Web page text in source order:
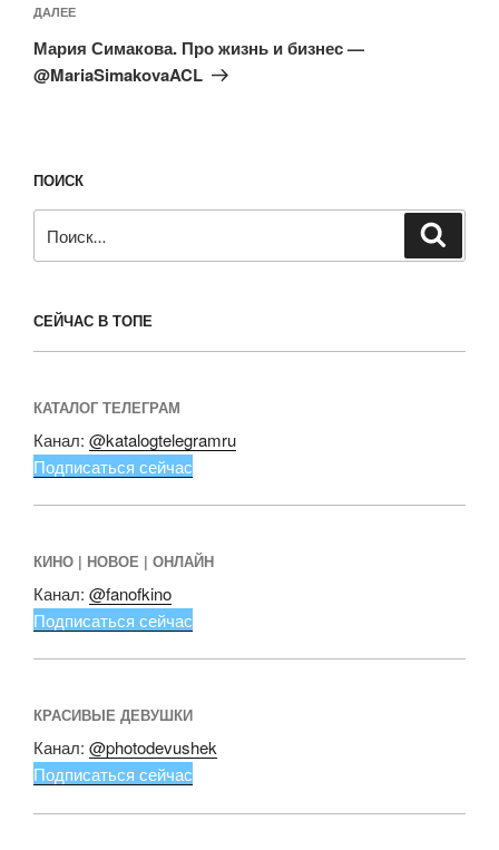
Следующая
запись
ДАЛЕЕ
Мария Симакова. Про жизнь и бизнес —
@MariaSimakovaACL
ПОИСК
СЕЙЧАС В ТОПЕ
КАТАЛОГ ТЕЛЕГРАМ
Канал: @katalogtelegramru
Подписаться сейчас
КИНО | НОВОЕ | ОНЛАЙН
Канал: @fanofkino
Подписаться сейчас
КРАСИВЫЕ ДЕВУШКИ
Канал: @photodevushek
Подписаться сейчас